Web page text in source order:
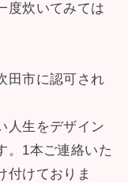
度炊いてみては
田市に認可され
人生をデザイン
。1本ご連絡いた
付けておりま